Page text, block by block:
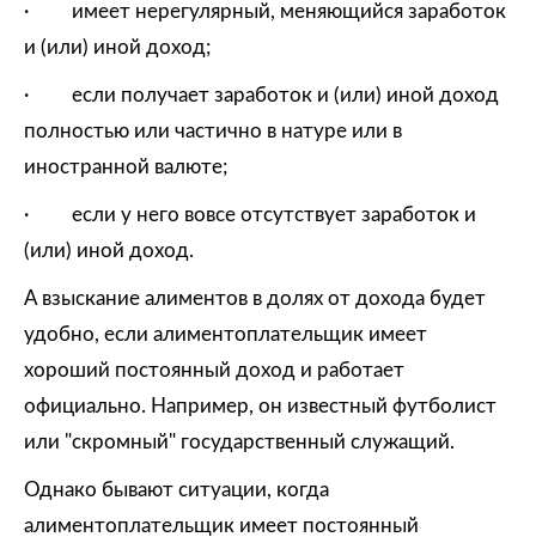
· имеет нерегулярный, меняющийся заработок
и (или) иной доход;
· если получает заработок и (или) иной доход
полностью или частично в натуре или в
иностранной валюте;
· если у него вовсе отсутствует заработок и
(или) иной доход.
А взыскание алиментов в долях от дохода будет
удобно, если алиментоплательщик имеет
хороший постоянный доход и работает
официально. Например, он известный футболист
или "скромный" государственный служащий.
Однако бывают ситуации, когда
алиментоплательщик имеет постоянный